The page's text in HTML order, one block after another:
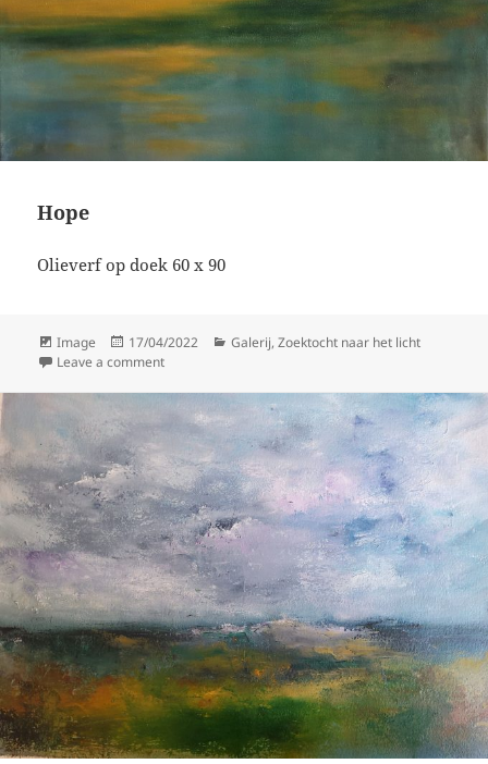
Hope
Olieverf op doek 60 x 90
Format
Image
Posted
on
17/04/2022 Categories
Galerij,Zoektocht naar het licht
Leave a commenton Hope